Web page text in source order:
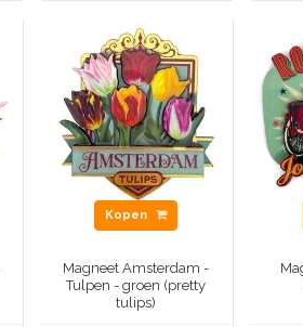
Kopen
Magneet Amsterdam -
Tulpen - groen (pretty
tulips)